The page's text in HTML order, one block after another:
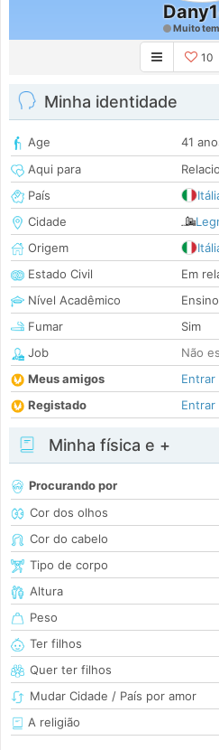
Muito
10
Minha identidade
Age
41
Aqui para
País
Cidade
Origem
Estado Civil
Em
Nível Acadêmico
Fumar
Sim
Job
Não
Meus amigos
Entrar
Registado
Entrar
Minha física e +
Procurando por
Cor dos olhos
Cor do cabelo
Tipo de corpo
Altura
Peso
Ter filhos
Quer ter filhos
Mudar Cidade / País por amor
A religião